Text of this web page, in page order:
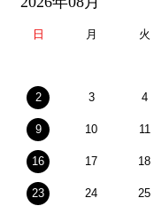
日 月 火
2 3 4
9 10 11
16 17 18
23 24 25